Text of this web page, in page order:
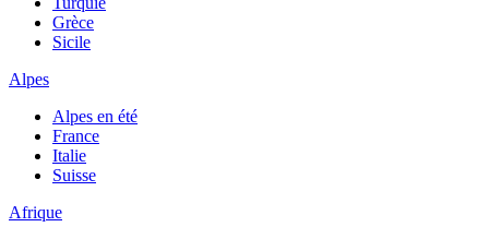
Grèce
Sicile
Alpes
Alpes en été
France
Italie
Suisse
Afrique